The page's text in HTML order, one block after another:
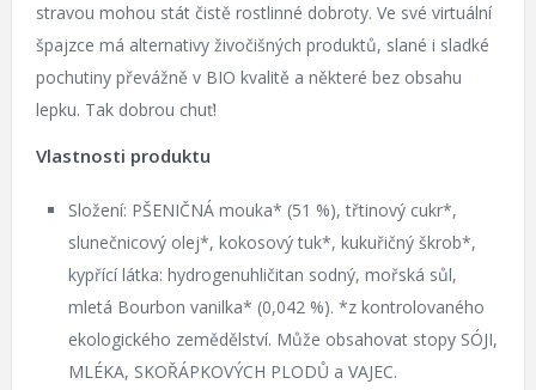
stravou mohou stát čistě rostlinné dobroty. Ve své virtuální
špajzce má alternativy živočišných produktů, slané i sladké
pochutiny převážně v BIO kvalitě a některé bez obsahu
lepku. Tak dobrou chuť!
Vlastnosti produktu
Složení: PŠENIČNÁ mouka* (51 %), třtinový cukr*,
slunečnicový olej*, kokosový tuk*, kukuřičný škrob*,
kypřící látka: hydrogenuhličitan sodný, mořská sůl,
mletá Bourbon vanilka* (0,042 %). *z kontrolovaného
ekologického zemědělství. Může obsahovat stopy SÓJI,
MLÉKA, SKOŘÁPKOVÝCH PLODŮ a VAJEC.